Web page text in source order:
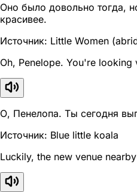
Оно было довольно тогда,
красивее.
Источник: Little Women
Oh, Penelope. You're
О, Пенелопа. Ты сегодня
Источник: Blue little koala
Luckily, the new venue